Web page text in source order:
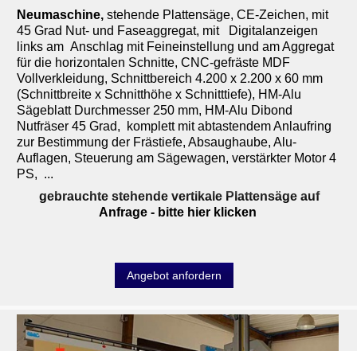
Neumaschine, stehende Plattensäge, CE-Zeichen, mit
45 Grad Nut- und Faseaggregat, mit Digitalanzeigen
links am Anschlag mit Feineinstellung und am Aggregat
für die horizontalen Schnitte, CNC-gefräste MDF
Vollverkleidung, Schnittbereich 4.200 x 2.200 x 60 mm
(Schnittbreite x Schnitthöhe x Schnitttiefe), HM-Alu
Sägeblatt Durchmesser 250 mm, HM-Alu Dibond
Nutfräser 45 Grad, komplett mit abtastendem Anlaufring
zur Bestimmung der Frästiefe, Absaughaube, Alu-
Auflagen, Steuerung am Sägewagen, verstärkter Motor 4
PS, ...
gebrauchte stehende vertikale Plattensäge auf
Anfrage - bitte hier klicken
Angebot anfordern